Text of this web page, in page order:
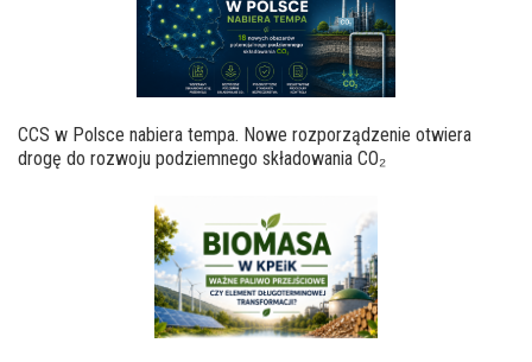
CCS w Polsce nabiera tempa. Nowe rozporządzenie otwiera
drogę do rozwoju podziemnego składowania CO₂